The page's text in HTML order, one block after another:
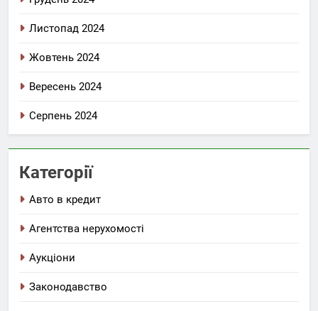
Листопад 2024
Жовтень 2024
Вересень 2024
Серпень 2024
Категорії
Авто в кредит
Агентства нерухомості
Аукціони
Законодавство